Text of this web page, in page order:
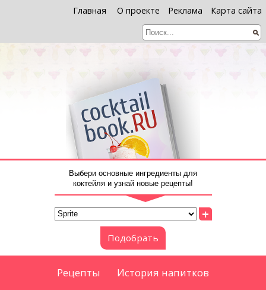
Главная О проекте Реклама Карта сайта
Выбери основные ингредиенты для
коктейля и узнай новые рецепты!
+
Подобрать
Рецепты
История напитков